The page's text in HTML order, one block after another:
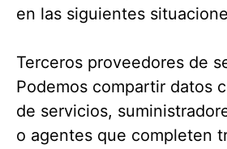
en las siguientes
Terceros proveedores de
Podemos compartir datos
de servicios,
o agentes que completen